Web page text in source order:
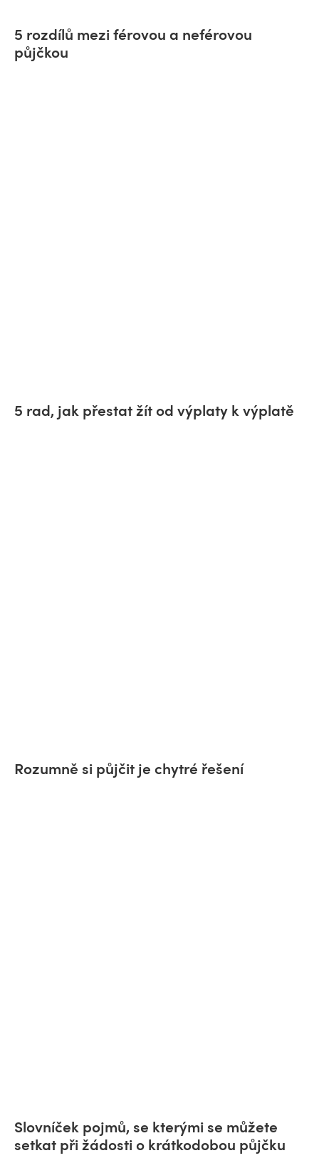
5 rozdílů mezi férovou a neférovou
půjčkou
5 rad, jak přestat žít od výplaty k výplatě
Rozumně si půjčit je chytré řešení
Slovníček pojmů, se kterými se můžete
setkat při žádosti o krátkodobou půjčku